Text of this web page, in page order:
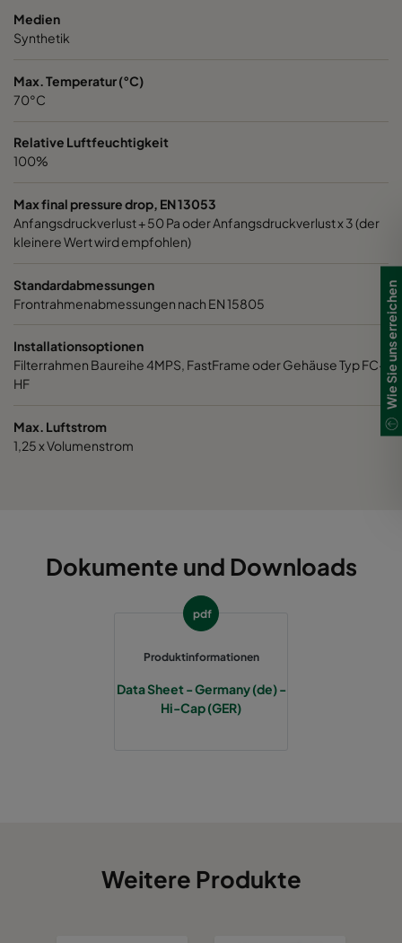
Medien
Synthetik
Max. Temperatur (°C)
70°C
Relative Luftfeuchtigkeit
100%
Max final pressure drop, EN 13053
Anfangsdruckverlust + 50 Pa oder Anfangsdruckverlust x 3 (der
kleinere Wert wird empfohlen)
Standardabmessungen
Frontrahmenabmessungen nach EN 15805
Installationsoptionen
Filterrahmen Baureihe 4MPS, FastFrame oder Gehäuse Typ FC-
HF
Max. Luftstrom
1,25 x Volumenstrom
Dokumente und Downloads
pdf
Produktinformationen
Data Sheet - Germany (de) -
Hi-Cap (GER)
Weitere Produkte
Wie Sie uns erreichen